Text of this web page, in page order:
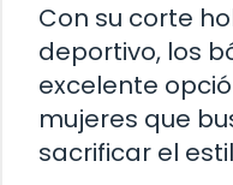
Con su corte
deportivo, los
excelente
mujeres que
sacrificar el